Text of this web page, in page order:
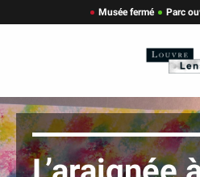
Musée fermé Parc